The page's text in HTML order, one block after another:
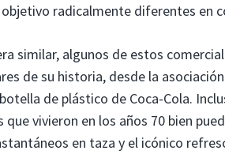
radicalmente diferentes en
similar, algunos de estos
de su historia, desde la
de plástico de Coca-Cola.
que vivieron en los años 70 bien
en taza y el icónico